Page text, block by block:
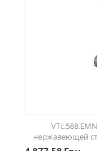
нержавеющей